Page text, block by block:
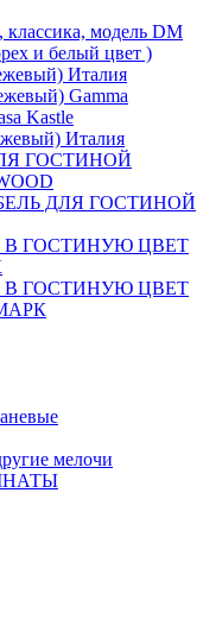
модель DM
и белый цвет )
Италия
Gamma
Kastle
Италия
ГОСТИНОЙ
ДЛЯ ГОСТИНОЙ
В ГОСТИНУЮ ЦВЕТ
В ГОСТИНУЮ ЦВЕТ
мелочи